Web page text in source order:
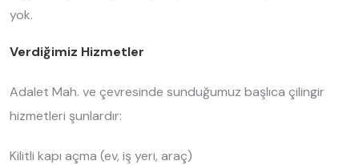
yok.
Verdiğimiz Hizmetler
Adalet Mah. ve çevresinde sunduğumuz başlıca çilingir
hizmetleri şunlardır:
Kilitli kapı açma (ev, iş yeri, araç)